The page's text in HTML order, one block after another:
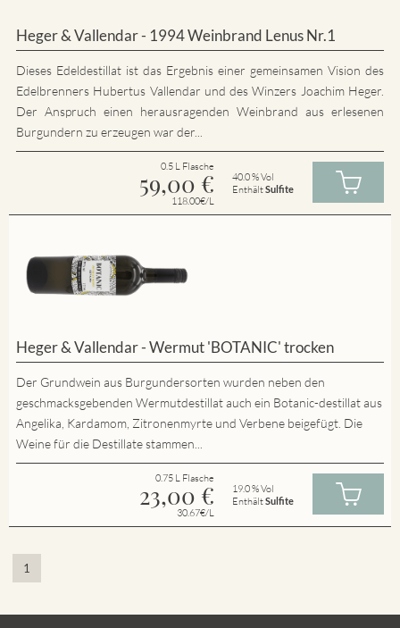
Heger & Vallendar - 1994 Weinbrand Lenus Nr.1
Dieses Edeldestillat ist das Ergebnis einer gemeinsamen Vision des
Edelbrenners Hubertus Vallendar und des Winzers Joachim Heger.
Der Anspruch einen herausragenden Weinbrand aus erlesenen
Burgundern zu erzeugen war der...
0.5 L Flasche
59,00 €
118.00€/L
40.0 % Vol
EnthältSulfite
Heger & Vallendar - Wermut 'BOTANIC' trocken
Der Grundwein aus Burgundersorten wurden neben den
geschmacksgebenden Wermutdestillat auch ein Botanic-destillat aus
Angelika, Kardamom, Zitronenmyrte und Verbene beigefügt. Die
Weine für die Destillate stammen...
0.75 L Flasche
23,00 €
30.67€/L
19.0 % Vol
EnthältSulfite
1